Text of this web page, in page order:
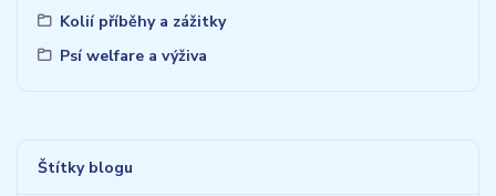
Kolií příběhy a zážitky
Psí welfare a výživa
Štítky blogu